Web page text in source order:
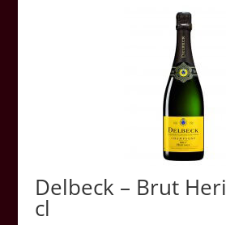
Delbeck – Brut
cl